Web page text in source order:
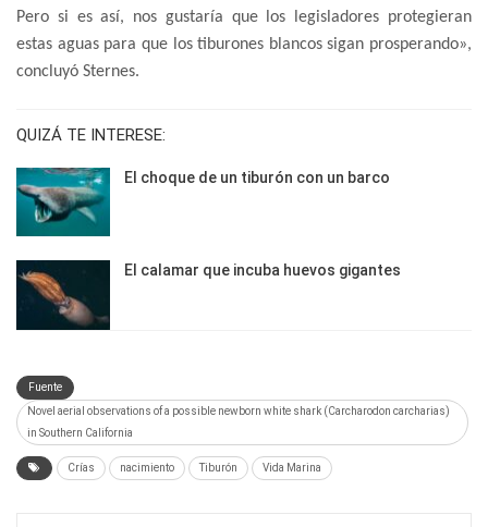
Pero si es así, nos gustaría que los legisladores protegieran
estas aguas para que los tiburones blancos sigan prosperando»,
concluyó Sternes.
QUIZÁ TE INTERESE:
El choque de un tiburón con un barco
El calamar que incuba huevos gigantes
Fuente
Novel aerial observations of a possible newborn white shark (Carcharodon carcharias)
in Southern California
Crías nacimiento Tiburón Vida Marina